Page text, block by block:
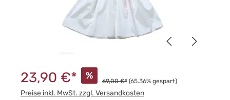
23,90 €* % 69,00 €* (65.36% gespart)
Preise inkl. MwSt. zzgl. Versandkosten